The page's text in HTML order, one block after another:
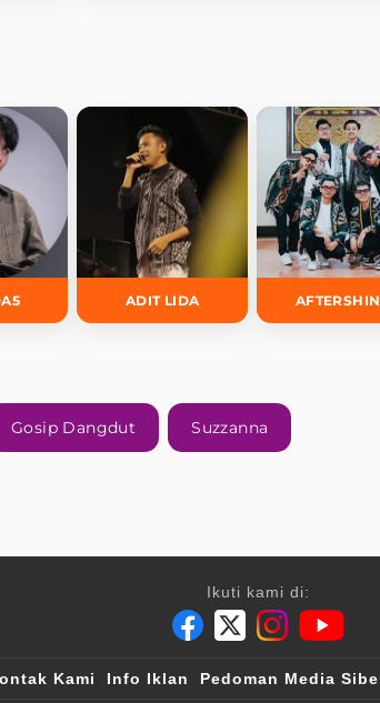
ADIT LIDA
Gosip Dangdut Suzzanna
Ikuti kami di:
Kami Info Iklan Pedoman Media